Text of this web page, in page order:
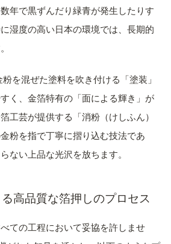
年で黒ずんだり緑青が発生したりす
湿度の高い日本の環境では、長期的
粉を混ぜた塗料を吹き付ける「塗装」
く、金箔特有の「面による輝き」が
工芸が提供する「消粉（けしふん）
粉を指で丁寧に摺り込む技法であ
ない上品な光沢を放ちます。
高品質な箔押しのプロセス
ての工程において妥協を許しませ